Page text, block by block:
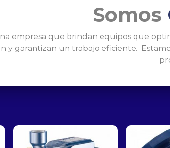
Somos
empresa que brindan equipos que
y garantizan un trabajo eficiente.